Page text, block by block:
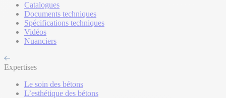
Catalogues
Documents techniques
Spécifications techniques
Vidéos
Nuanciers
Expertises
Le soin des bétons
L’esthétique des bétons